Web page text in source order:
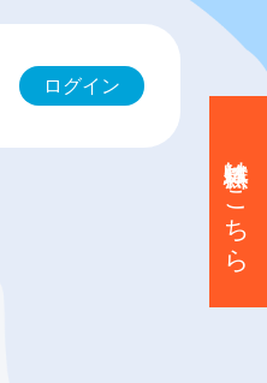
ログイン
無料体験はこちら